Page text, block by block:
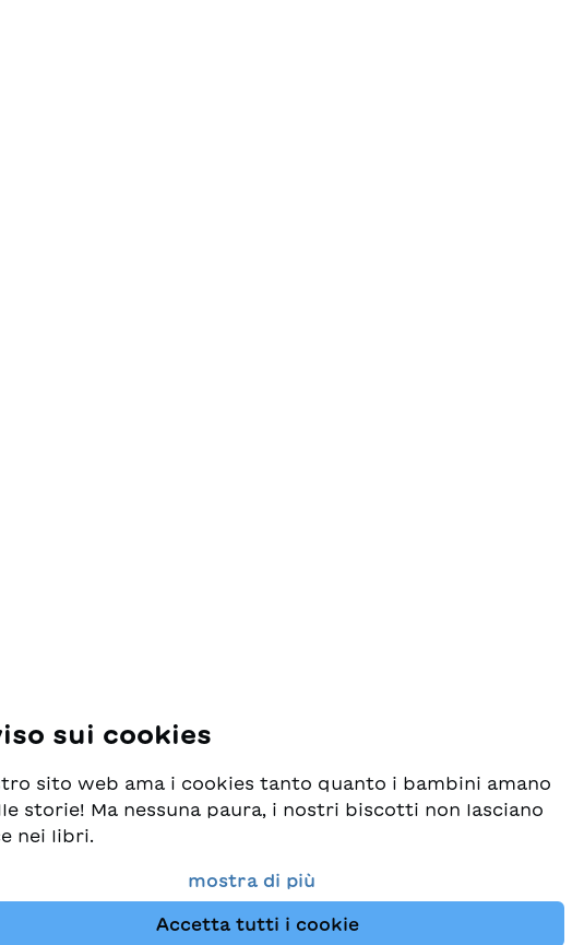
sui cookies
sito web ama i cookies tanto quanto i bambini amano
storie! Ma nessuna paura, i nostri biscotti non lasciano
nei libri.
molto seriamente la protezione dei vostri dati e al
stesso desideriamo che possiate sempre trovare da noi
libri per bambini. Questo sito Web utilizza cookies e
mostra di più
Accetta tutti i cookie